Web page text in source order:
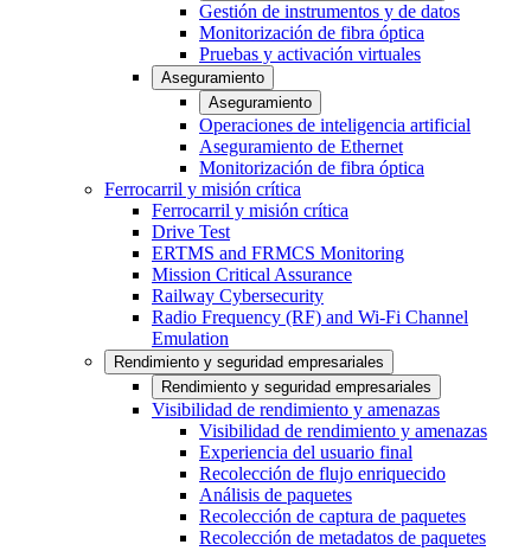
Gestión de instrumentos y de datos
Monitorización de fibra óptica
Pruebas y activación virtuales
Aseguramiento
Aseguramiento
Operaciones de inteligencia artificial
Aseguramiento de Ethernet
Monitorización de fibra óptica
Ferrocarril y misión crítica
Ferrocarril y misión crítica
Drive Test
ERTMS and FRMCS Monitoring
Mission Critical Assurance
Railway Cybersecurity
Radio Frequency (RF) and Wi-Fi Channel
Emulation
Rendimiento y seguridad empresariales
Rendimiento y seguridad empresariales
Visibilidad de rendimiento y amenazas
Visibilidad de rendimiento y amenazas
Experiencia del usuario final
Recolección de flujo enriquecido
Análisis de paquetes
Recolección de captura de paquetes
Recolección de metadatos de paquetes